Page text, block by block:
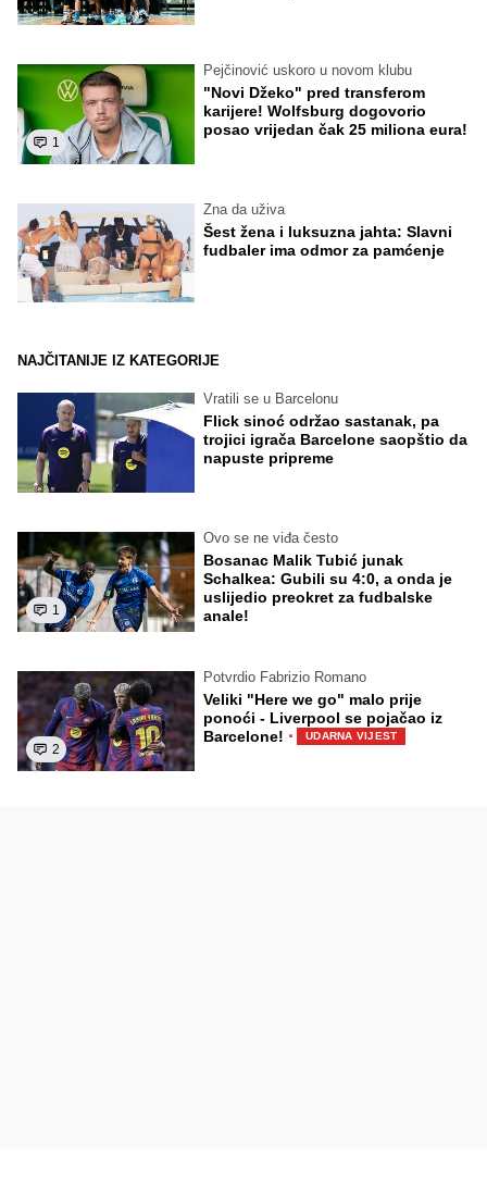
1
Pejčinović uskoro u novom klubu
"Novi Džeko" pred transferom
karijere! Wolfsburg dogovorio
posao vrijedan čak 25 miliona eura!
Zna da uživa
Šest žena i luksuzna jahta: Slavni
fudbaler ima odmor za pamćenje
NAJČITANIJE IZ KATEGORIJE
Vratili se u Barcelonu
Flick sinoć održao sastanak, pa
trojici igrača Barcelone saopštio da
napuste pripreme
1
Ovo se ne viđa često
Bosanac Malik Tubić junak
Schalkea: Gubili su 4:0, a onda je
uslijedio preokret za fudbalske
anale!
2
Potvrdio Fabrizio Romano
Veliki "Here we go" malo prije
ponoći - Liverpool se pojačao iz
Barcelone! · UDARNA VIJEST